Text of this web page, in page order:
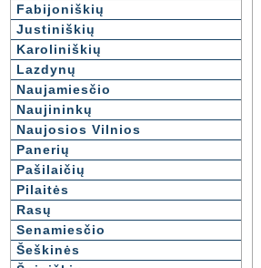
Fabijoniškių
Justiniškių
Karoliniškių
Lazdynų
Naujamiesčio
Naujininkų
Naujosios Vilnios
Panerių
Pašilaičių
Pilaitės
Rasų
Senamiesčio
Šeškinės